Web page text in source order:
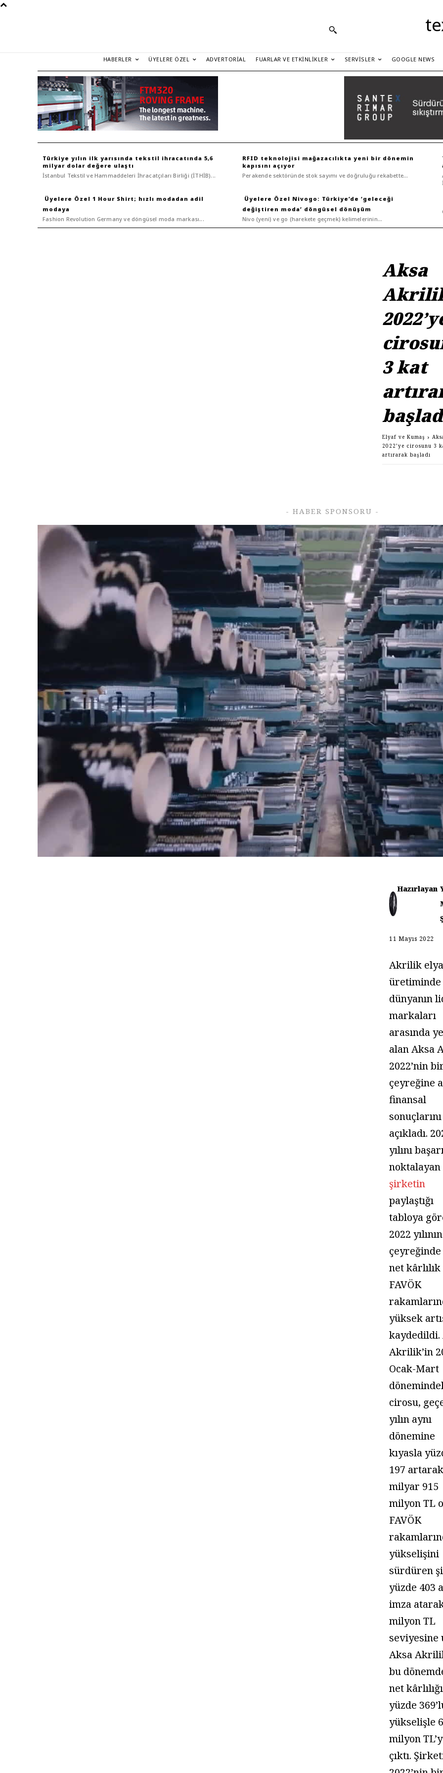
HABERLER ÜYELERE ÖZEL ADVERTORIAL FUARLAR VE ETKINLIKLER SERVISLER GOOGLE NEWS
Türkiye yılın ilk yarısında tekstil ihracatında 5,6
milyar dolar değere ulaştı
İstanbul Tekstil ve Hammaddeleri İhracatçıları Birliği (İTHİB)...
RFID teknolojisi mağazacılıkta yeni bir dönemin
kapısını açıyor
Perakende sektöründe stok sayımı ve doğruluğu rekabette...
1 Hour Shirt; hızlı modadan adil
modaya
Fashion Revolution Germany ve döngüsel moda markası...
Nivogo: Türkiye’de ‘geleceği
değiştiren moda’ döngüsel dönüşüm
Nivo (yeni) ve go (harekete geçmek) kelimelerinin...
Aksa
3 kat
Elyaf ve Kumaş
2022’ye cirosunu 3
artırarak başladı
- HABER SPONSORU -
Hazırlayan
11 Mayıs 2022
Akrilik
üretiminde
dünyanın
markaları
arasında
alan Aksa
2022’nin
çeyreğine
finansal
sonuçlarını
açıkladı.
yılını
noktalayan
şirketin
paylaştığı
tabloya
2022
net
FAVÖK
yüksek
kaydedildi.
Akrilik’in
Ocak-Mart
cirosu,
yılın aynı
dönemine
kıyasla
197
milyar 915
milyon TL
FAVÖK
yükselişini
sürdüren
yüzde 403
imza
milyon TL
seviyesine
Aksa
bu
net
yüzde
yükselişle
milyon
çıktı.